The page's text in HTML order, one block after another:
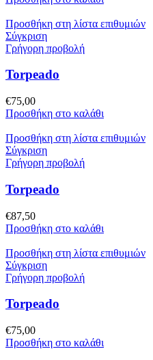
Προσθήκη στη λίστα επιθυμιών
Σύγκριση
Γρήγορη προβολή
Torpeado
€75,00
Προσθήκη στο καλάθι
Προσθήκη στη λίστα επιθυμιών
Σύγκριση
Γρήγορη προβολή
Torpeado
€87,50
Προσθήκη στο καλάθι
Προσθήκη στη λίστα επιθυμιών
Σύγκριση
Γρήγορη προβολή
Torpeado
€75,00
Προσθήκη στο καλάθι